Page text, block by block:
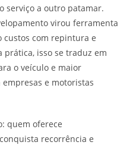
serviço a outro patamar.
virou ferramenta
custos com repintura e
prática, isso se traduz em
o veículo e maior
e motoristas
quem oferece
recorrência e